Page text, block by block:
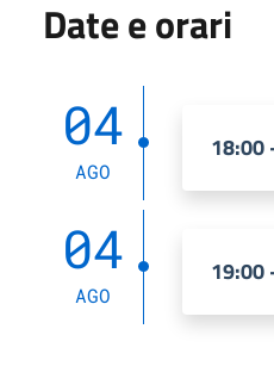
Date e orari
04
AGO
18:00
04
AGO
19:00